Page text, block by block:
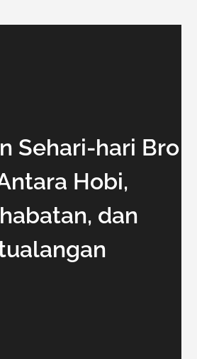
Sehari-hari Bro
Hobi,
dan